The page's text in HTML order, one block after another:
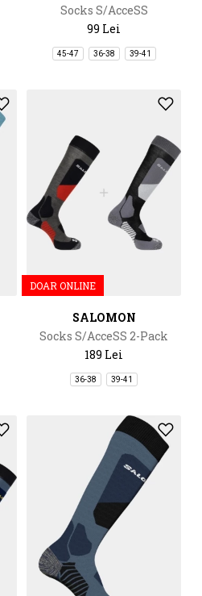
Socks S/AcceSS
99 Lei
45-47 36-38 39-41
DOAR ONLINE
SALOMON
Socks S/AcceSS 2-Pack
189 Lei
36-38 39-41